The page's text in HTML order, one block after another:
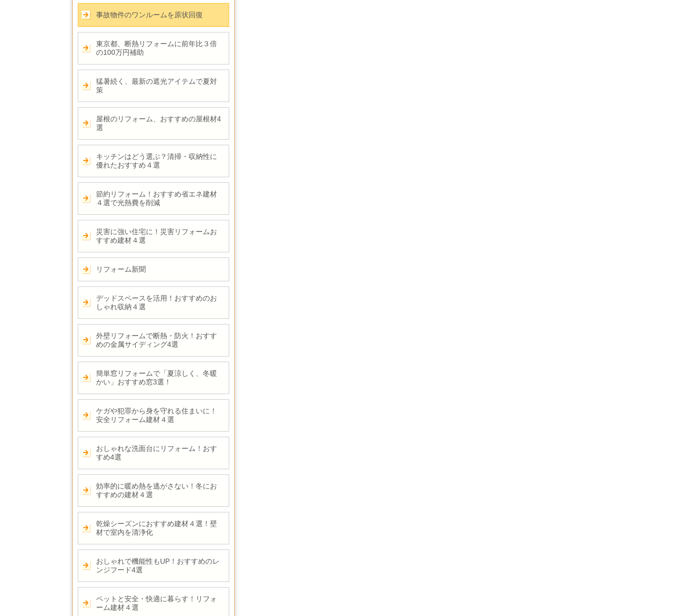
事故物件のワンルームを原状回復
東京都、断熱リフォームに前年比３倍
の100万円補助
猛暑続く、最新の遮光アイテムで夏対
策
屋根のリフォーム、おすすめの屋根材4
選
キッチンはどう選ぶ？清掃・収納性に
優れたおすすめ４選
節約リフォーム！おすすめ省エネ建材
４選で光熱費を削減
災害に強い住宅に！災害リフォームお
すすめ建材４選
リフォーム新聞
デッドスペースを活用！おすすめのお
しゃれ収納４選
外壁リフォームで断熱・防火！おすす
めの金属サイディング4選
簡単窓リフォームで「夏涼しく、冬暖
かい」おすすめ窓3選！
ケガや犯罪から身を守れる住まいに！
安全リフォーム建材４選
おしゃれな洗面台にリフォーム！おす
すめ4選
効率的に暖め熱を逃がさない！冬にお
すすめの建材４選
乾燥シーズンにおすすめ建材４選！壁
材で室内を清浄化
おしゃれで機能性もUP！おすすめのレ
ンジフード4選
ペットと安全・快適に暮らす！リフォ
ーム建材４選